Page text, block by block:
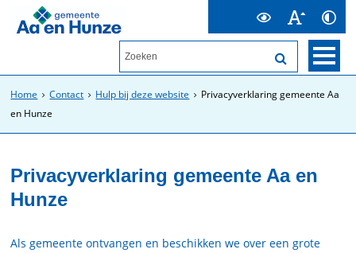
Home Contact Hulp bij deze website
Privacyverklaring gemeente Aa
en Hunze
Privacyverklaring gemeente Aa en
Hunze
Als gemeente ontvangen en beschikken we over een grote